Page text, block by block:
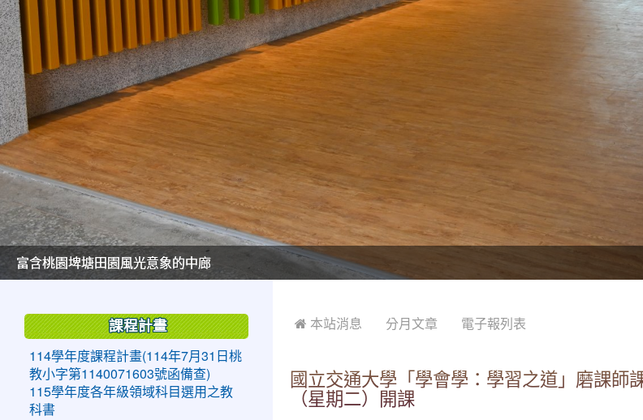
美麗的操場是我們活力的來源
美麗的操場是我們活力的來源
煥然一新的小司令台
煥然一新的小司令台
富含桃園埤塘田園風光意象的中廊
富含桃園埤塘田園風光意象的中廊
嶄新的中庭廣場
嶄新的中庭廣場
水生池生生不息
水生池生生不息
 本站消息 分月文章 電子報列表
國立交通大學「學會學：學習之道」磨課師
（星期二）開課
課程計畫
114學年度課程計畫(114年7月31日桃
教小字第1140071603號函備查)
115學年度各年級領域科目選用之教
科書